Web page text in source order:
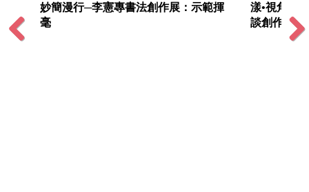
妙簡漫行─李憲專書法創作展：示範揮
毫
漾•視角─
談創作